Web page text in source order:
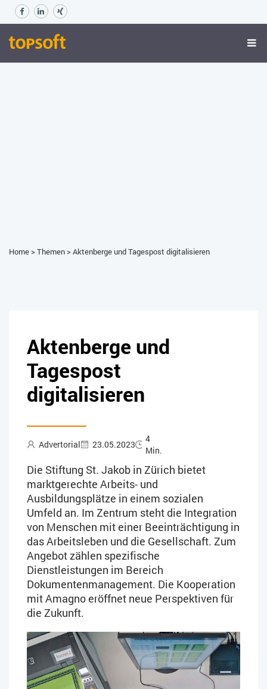
Home>Themen>Aktenberge und Tagespost digitalisieren
Aktenberge und
Tagespost
digitalisieren
Advertorial 23.05.2023
4
Min.
Die Stiftung St. Jakob in Zürich bietet
marktgerechte Arbeits- und
Ausbildungsplätze in einem sozialen
Umfeld an. Im Zentrum steht die Integration
von Menschen mit einer Beeinträchtigung in
das Arbeitsleben und die Gesellschaft. Zum
Angebot zählen spezifische
Dienstleistungen im Bereich
Dokumentenmanagement. Die Kooperation
mit Amagno eröffnet neue Perspektiven für
die Zukunft.